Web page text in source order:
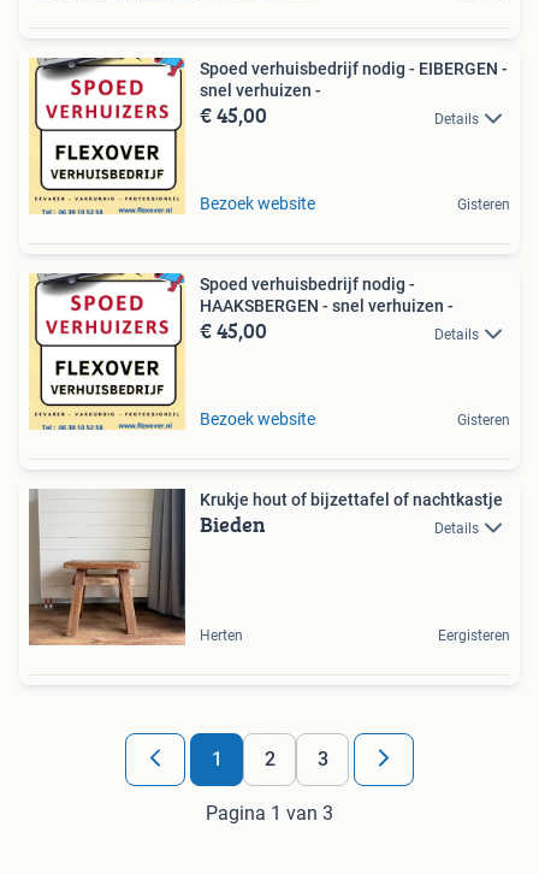
Spoed verhuisbedrijf nodig - EIBERGEN -
snel verhuizen -
€ 45,00 Details
Bezoek website Gisteren
Spoed verhuisbedrijf nodig -
HAAKSBERGEN - snel verhuizen -
€ 45,00 Details
Bezoek website Gisteren
Krukje hout of bijzettafel of nachtkastje
Bieden Details
Herten Eergisteren
1 2 3
Pagina 1 van 3